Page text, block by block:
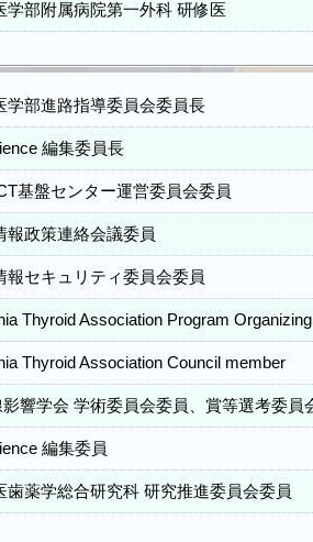
学部附属病院第一外科 研修医
学部進路指導委員会委員長
編集委員長
基盤センター運営委員会委員
報政策連絡会議委員
報セキュリティ委員会委員
Thyroid Association Program
Thyroid Association Council member
影響学会 学術委員会委員、賞等選考委員
編集委員
歯薬学総合研究科 研究推進委員会委員